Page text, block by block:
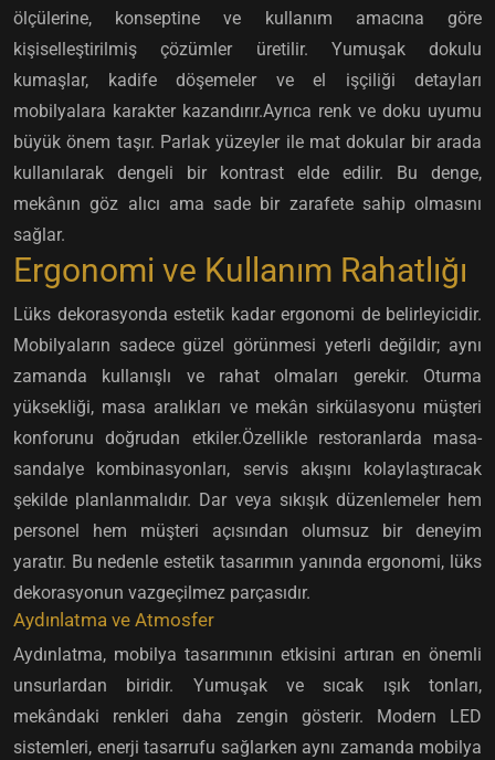
ölçülerine, konseptine ve kullanım amacına göre
kişiselleştirilmiş çözümler üretilir. Yumuşak dokulu
kumaşlar, kadife döşemeler ve el işçiliği detayları
mobilyalara karakter kazandırır.Ayrıca renk ve doku uyumu
büyük önem taşır. Parlak yüzeyler ile mat dokular bir arada
kullanılarak dengeli bir kontrast elde edilir. Bu denge,
mekânın göz alıcı ama sade bir zarafete sahip olmasını
sağlar.
Ergonomi ve Kullanım Rahatlığı
Lüks dekorasyonda estetik kadar ergonomi de belirleyicidir.
Mobilyaların sadece güzel görünmesi yeterli değildir; aynı
zamanda kullanışlı ve rahat olmaları gerekir. Oturma
yüksekliği, masa aralıkları ve mekân sirkülasyonu müşteri
konforunu doğrudan etkiler.Özellikle restoranlarda masa-
sandalye kombinasyonları, servis akışını kolaylaştıracak
şekilde planlanmalıdır. Dar veya sıkışık düzenlemeler hem
personel hem müşteri açısından olumsuz bir deneyim
yaratır. Bu nedenle estetik tasarımın yanında ergonomi, lüks
dekorasyonun vazgeçilmez parçasıdır.
Aydınlatma ve Atmosfer
Aydınlatma, mobilya tasarımının etkisini artıran en önemli
unsurlardan biridir. Yumuşak ve sıcak ışık tonları,
mekândaki renkleri daha zengin gösterir. Modern LED
sistemleri, enerji tasarrufu sağlarken aynı zamanda mobilya